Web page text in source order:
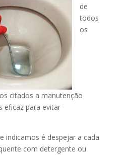
de
todos
os
citados a manutenção
eficaz para evitar
indicamos é despejar a cada
com detergente ou